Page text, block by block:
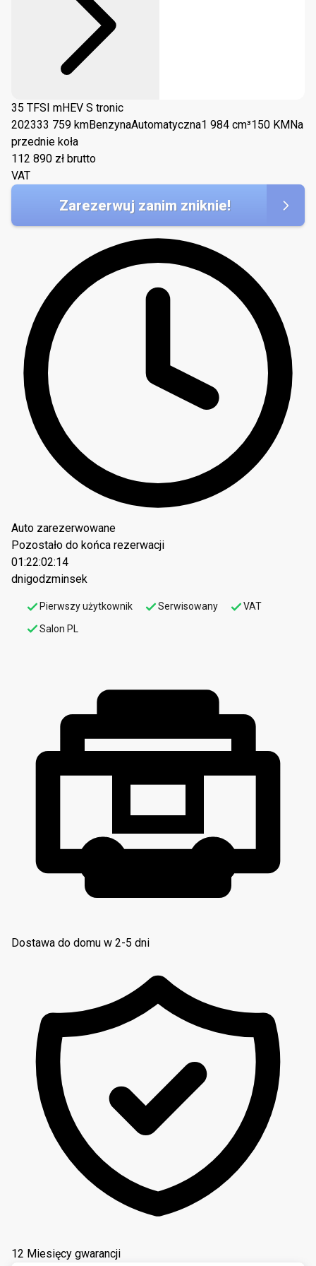
35 TFSI mHEV S tronic
202333 759 kmBenzynaAutomatyczna1 984 cm³150 KM Na
przednie koła
112 890 zł brutto
VAT
Zarezerwuj zanim zniknie!
Auto zarezerwowane
Pozostało do końca rezerwacji
01:22:02:13
dnigodzminsek
Pierwszy użytkownik Serwisowany
VAT
Salon PL
Dostawa do domu w 2-5 dni
12 Miesięcy gwarancji